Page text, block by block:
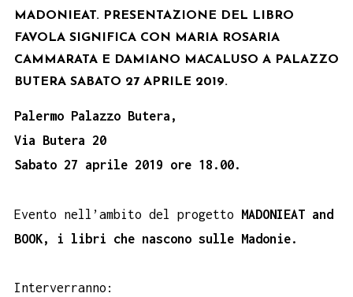
MADONIEAT. PRESENTAZIONE DEL LIBRO
FAVOLA SIGNIFICA CON MARIA ROSARIA
CAMMARATA E DAMIANO MACALUSO A PALAZZO
BUTERA SABATO 27 APRILE 2019.
Palermo Palazzo Butera,
Via Butera 20
Sabato 27 aprile 2019 ore 18.00.
Evento nell’ambito del progetto MADONIEAT and
BOOK, i libri che nascono sulle Madonie.
Interverranno: